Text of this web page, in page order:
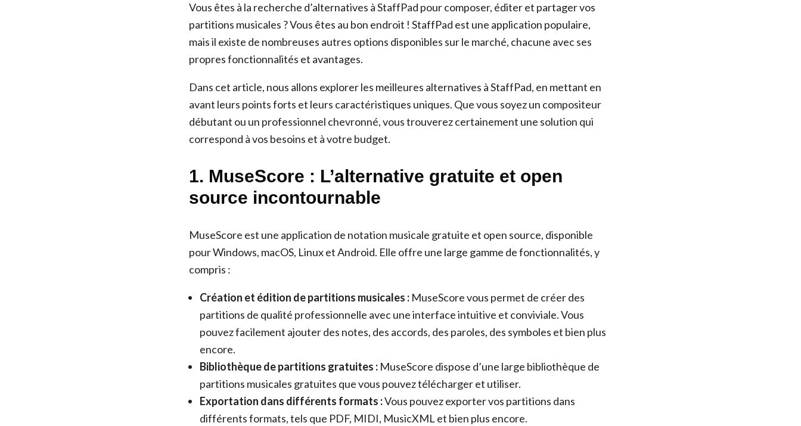
Vous êtes à la recherche d’alternatives à StaffPad pour composer, éditer et partager vos
partitions musicales ? Vous êtes au bon endroit ! StaffPad est une application populaire,
mais il existe de nombreuses autres options disponibles sur le marché, chacune avec ses
propres fonctionnalités et avantages.
Dans cet article, nous allons explorer les meilleures alternatives à StaffPad, en mettant en
avant leurs points forts et leurs caractéristiques uniques. Que vous soyez un compositeur
débutant ou un professionnel chevronné, vous trouverez certainement une solution qui
correspond à vos besoins et à votre budget.
1. MuseScore : L’alternative gratuite et open
source incontournable
MuseScore est une application de notation musicale gratuite et open source, disponible
pour Windows, macOS, Linux et Android. Elle offre une large gamme de fonctionnalités, y
compris :
Création et édition de partitions musicales : MuseScore vous permet de créer des
partitions de qualité professionnelle avec une interface intuitive et conviviale. Vous
pouvez facilement ajouter des notes, des accords, des paroles, des symboles et bien plus
encore.
Bibliothèque de partitions gratuites : MuseScore dispose d’une large bibliothèque de
partitions musicales gratuites que vous pouvez télécharger et utiliser.
Exportation dans différents formats :Vous pouvez exporter vos partitions dans
différents formats, tels que PDF, MIDI, MusicXML et bien plus encore.